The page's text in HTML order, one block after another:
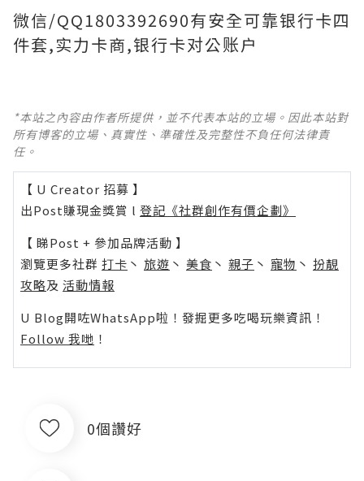
微信/QQ1803392690有安全可靠银行卡四
件套,实力卡商,银行卡对公账户
*本站之內容由作者所提供，並不代表本站的立場。因此本站對
所有博客的立場、真實性、準確性及完整性不負任何法律責
任。
【 U Creator 招募 】
出Post賺現金獎賞 l 登記《社群創作有價企劃》
【 睇Post + 參加品牌活動 】
瀏覽更多社群 打卡 丶 旅遊 丶 美食 丶 親子 丶 寵物 丶 扮靚
攻略及 活動情報
U Blog開咗WhatsApp啦！發掘更多吃喝玩樂資訊！
Follow 我哋 ！
0個讚好